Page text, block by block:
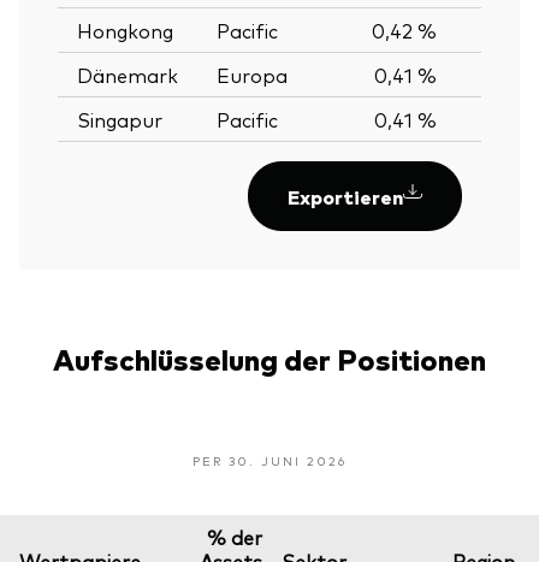
Hongkong
Pacific 0,42 %
Dänemark
Europa 0,41 %
Singapur
Pacific 0,41 %
Exportieren
Aufschlüsselung der Positionen
PER 30. JUNI 2026
% der